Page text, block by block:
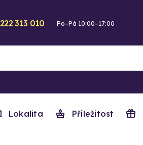
222 313 010 Po–Pá 10:00–17:00
Lokalita Příležitost